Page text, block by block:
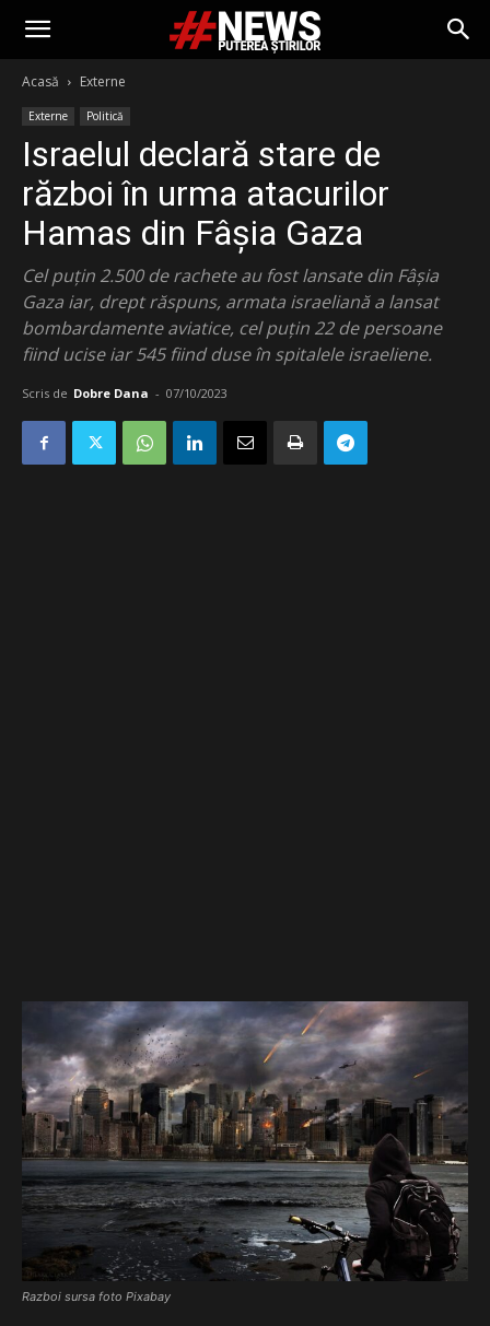
Acasă Externe
Externe Politică
Israelul declară stare de
război în urma atacurilor
Hamas din Fâşia Gaza
Cel puțin 2.500 de rachete au fost lansate din Fâșia
Gaza iar, drept răspuns, armata israeliană a lansat
bombardamente aviatice, cel puţin 22 de persoane
fiind ucise iar 545 fiind duse în spitalele israeliene.
Scris de Dobre Dana - 07/10/2023
Razboi sursa foto Pixabay